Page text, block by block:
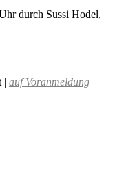
durch Sussi Hodel,
| auf Voranmeldung